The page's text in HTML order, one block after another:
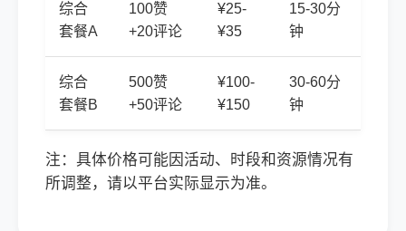
综合
套餐A
100赞
+20评论
¥25-
¥35
15-30分
钟
综合
套餐B
500赞
+50评论
¥100-
¥150
30-60分
钟
注：具体价格可能因活动、时段和资源情况有
所调整，请以平台实际显示为准。